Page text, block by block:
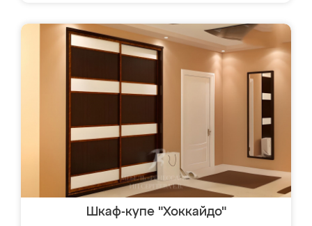
Шкаф-купе "Хоккайдо"